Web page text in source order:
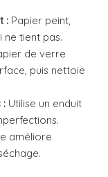
: Papier peint,
ne tient pas.
de verre
puis nettoie
: Utilise un enduit
améliore